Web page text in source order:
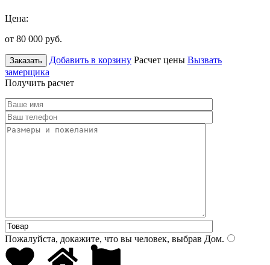
Цена:
от 80 000 руб.
Заказать Добавить в корзину Расчет цены Вызвать
замерщика
Получить расчет
Пожалуйста, докажите, что вы человек, выбрав Дом.